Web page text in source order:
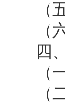
（
（
四
（
（